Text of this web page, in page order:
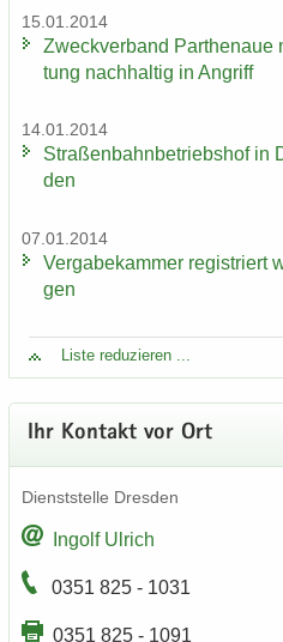
15.01.2014
Zweck­ver­band
tung nach­hal­tig in An­griff
14.01.2014
Stra­ßen­bahn­be­triebs­hof in
den
07.01.2014
Ver­ga­be­kam­mer re­gis­triert
gen
Liste re­du­zie­ren ...
Ihr Kon­takt vor Ort
Dienst­stel­le Dres­den
In­golf Ul­rich
0351 825 - 1031
0351 825 - 1091